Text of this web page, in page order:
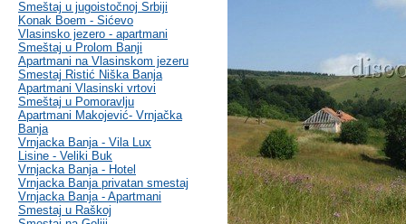
Smeštaj u jugoistočnoj Srbiji
Konak Boem - Sićevo
Vlasinsko jezero - apartmani
Smeštaj u Prolom Banji
Apartmani na Vlasinskom jezeru
Smestaj Ristić Niška Banja
Apartmani Vlasinski vrtovi
Smeštaj u Pomoravlju
Apartmani Makojević- Vrnjačka
Banja
Vrnjacka Banja - Vila Lux
Lisine - Veliki Buk
Vrnjacka Banja - Hotel
Vrnjacka Banja privatan smestaj
Vrnjacka Banja - Apartmani
Smestaj u Raškoj